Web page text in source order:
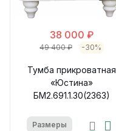
38 000 ₽
49 400 ₽ -30%
Тумба прикроватная
«Юстина»
БМ2.691.1.30(2363)
Размеры